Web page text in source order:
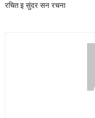
रचित इ सुंदर सन रचना